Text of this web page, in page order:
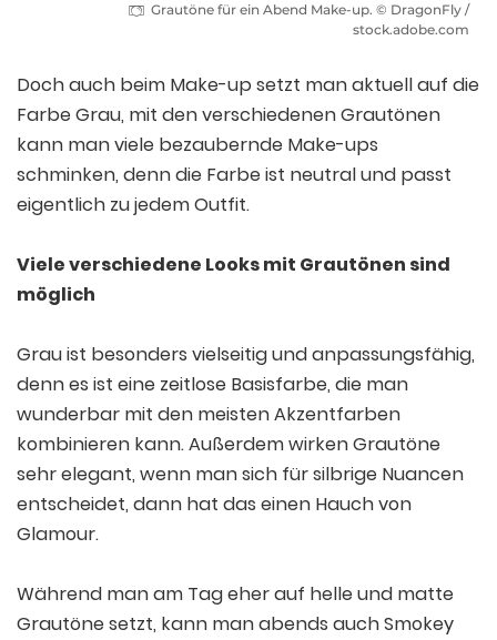
Grautöne für ein Abend Make-up. © DragonFly /
stock.adobe.com
Doch auch beim Make-up setzt man aktuell auf die
Farbe Grau, mit den verschiedenen Grautönen
kann man viele bezaubernde Make-ups
schminken, denn die Farbe ist neutral und passt
eigentlich zu jedem Outfit.
Viele verschiedene Looks mit Grautönen sind
möglich
Grau ist besonders vielseitig und anpassungsfähig,
denn es ist eine zeitlose Basisfarbe, die man
wunderbar mit den meisten Akzentfarben
kombinieren kann. Außerdem wirken Grautöne
sehr elegant, wenn man sich für silbrige Nuancen
entscheidet, dann hat das einen Hauch von
Glamour.
Während man am Tag eher auf helle und matte
Grautöne setzt, kann man abends auch Smokey